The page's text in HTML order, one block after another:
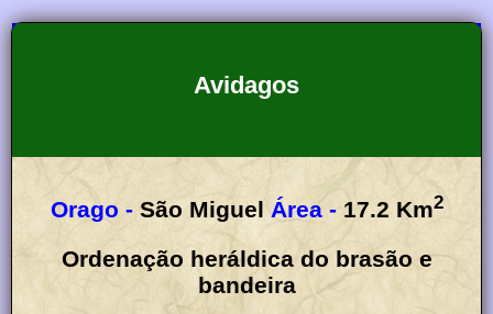
Avidagos
Orago - São Miguel Área - 17.2 Km2
Ordenação heráldica do brasão e
bandeira